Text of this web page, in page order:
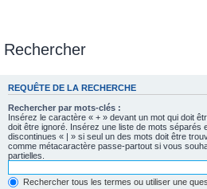
Rechercher
REQUÊTE DE LA RECHERCHE
Rechercher par mots-clés :
Insérez le caractère « + » devant un mot qui doit
doit être ignoré. Insérez une liste de mots séparés
discontinues « | » si seul un des mots doit être
comme métacaractère passe-partout si vous
partielles.
Rechercher tous les termes ou utiliser une